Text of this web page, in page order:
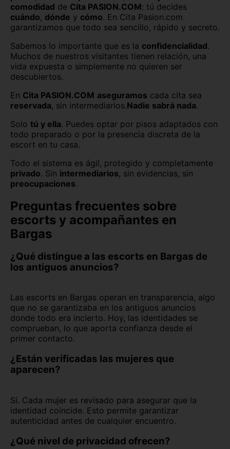
comodidad de Cita PASION.COM: tú decides
cuándo, dónde y cómo. En Cita Pasion.com
garantizamos que todo sea sencillo, rápido y secreto.
Sabemos lo importante que es la confidencialidad.
Muchos de nuestros visitantes tienen relación, una
vida expuesta o simplemente no quieren ser
descubiertos.
En Cita PASION.COM aseguramos cada cita sea
reservada, sin intermediarios.Nadie sabrá nada.
Solo tú y ella. Puedes optar por pisos adaptados con
todo preparado o por la presencia discreta de la
escort en tu casa.
Todo el sistema es ágil, protegido y completamente
privado. Sin intermediarios, sin evidencias, sin
preocupaciones.
Preguntas frecuentes sobre
escorts y acompañantes en
Bargas
¿Qué distingue a las escorts en Bargas de
los antiguos anuncios?
Las escorts en Bargas operan en transparencia, algo
que no se garantizaba en los antiguos anuncios
donde todo era incierto. Hoy, las identidades se
comprueban, lo que aporta confianza desde el
primer contacto.
¿Están verificadas las mujeres que
aparecen?
Sí. Cada mujer es revisado para asegurar que la
identidad coincide. Esto permite garantizar
autenticidad antes de cualquier encuentro.
¿Qué nivel de privacidad ofrecen?